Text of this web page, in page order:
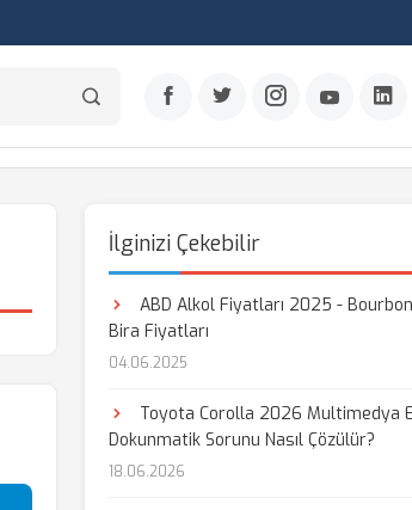
İlginizi Çekebilir
ABD Alkol Fiyatları 2025 -
Bira Fiyatları
04.06.2025
Toyota Corolla 2026 Multimedya
Dokunmatik Sorunu Nasıl Çözülür?
18.06.2026